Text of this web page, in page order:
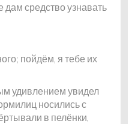
дам средство узнавать
пойдём, я тебе их
удивлением увидел
носились с
в пелёнки,